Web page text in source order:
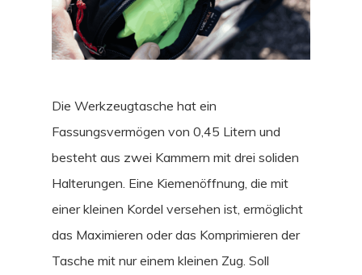
Die Werkzeugtasche hat ein
Fassungsvermögen von 0,45 Litern und
besteht aus zwei Kammern mit drei soliden
Halterungen. Eine Kiemenöffnung, die mit
einer kleinen Kordel versehen ist, ermöglicht
das Maximieren oder das Komprimieren der
Tasche mit nur einem kleinen Zug. Soll